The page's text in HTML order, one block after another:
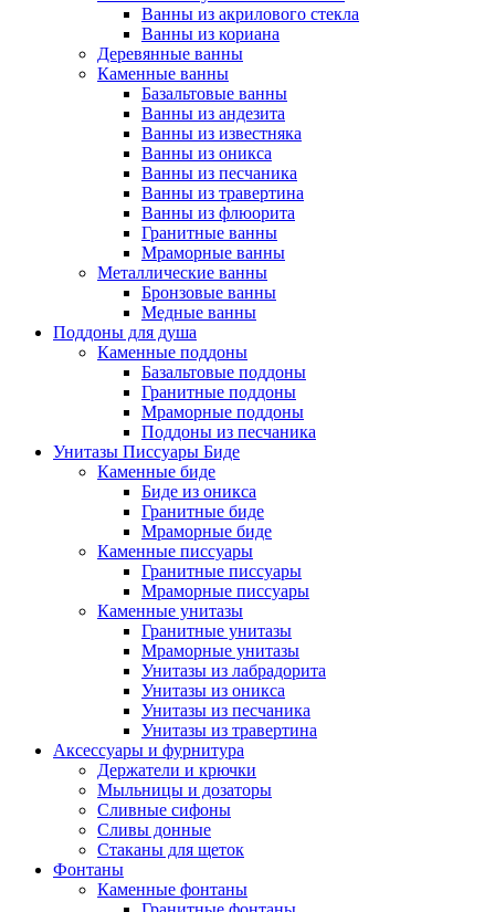
Ванны из акрилового стекла
Ванны из кориана
Деревянные ванны
Каменные ванны
Базальтовые ванны
Ванны из андезита
Ванны из известняка
Ванны из оникса
Ванны из песчаника
Ванны из травертина
Ванны из флюорита
Гранитные ванны
Мраморные ванны
Металлические ванны
Бронзовые ванны
Медные ванны
Поддоны для душа
Каменные поддоны
Базальтовые поддоны
Гранитные поддоны
Мраморные поддоны
Поддоны из песчаника
Унитазы Писсуары Биде
Каменные биде
Биде из оникса
Гранитные биде
Мраморные биде
Каменные писсуары
Гранитные писсуары
Мраморные писсуары
Каменные унитазы
Гранитные унитазы
Мраморные унитазы
Унитазы из лабрадорита
Унитазы из оникса
Унитазы из песчаника
Унитазы из травертина
Аксессуары и фурнитура
Держатели и крючки
Мыльницы и дозаторы
Сливные сифоны
Сливы донные
Стаканы для щеток
Фонтаны
Каменные фонтаны